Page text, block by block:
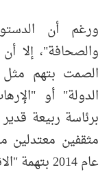
ورغم أن
والصحافة"، إلا
الصمت بتهم
الدولة" أو
برئاسة ربيعة
مثقفين معتدلين
عام 2014 بتهمة "الانفصال".